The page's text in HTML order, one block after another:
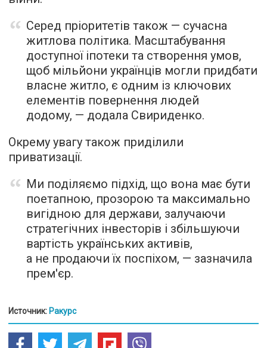
Серед пріоритетів також — сучасна
житлова політика. Масштабування
доступної іпотеки та створення умов,
щоб мільйони українців могли придбати
власне житло, є одним із ключових
елементів повернення людей
додому, — додала Свириденко.
Окрему увагу також приділили
приватизації.
Ми поділяємо підхід, що вона має бути
поетапною, прозорою та максимально
вигідною для держави, залучаючи
стратегічних інвесторів і збільшуючи
вартість українських активів,
а не продаючи їх поспіхом, — зазначила
прем'єр.
Источник: Ракурс